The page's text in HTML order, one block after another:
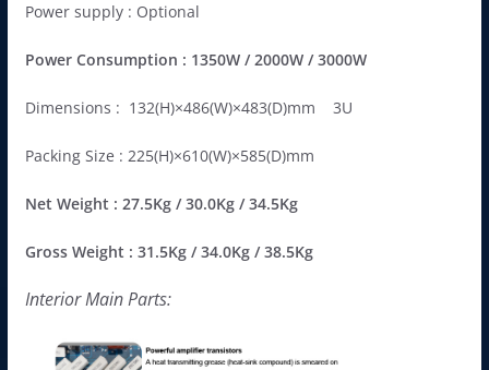
Power supply : Optional
Power Consumption : 1350W / 2000W / 3000W
Dimensions : 132(H)×486(W)×483(D)mm 3U
Packing Size : 225(H)×610(W)×585(D)mm
Net Weight : 27.5Kg / 30.0Kg / 34.5Kg
Gross Weight : 31.5Kg / 34.0Kg / 38.5Kg
Interior Main Parts: